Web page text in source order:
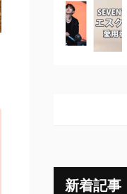
新着記事